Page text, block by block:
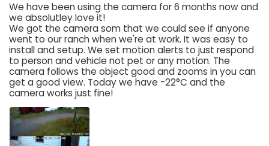
We have been using the camera for 6 months now and
we absolutley love it!
We got the camera som that we could see if anyone
went to our ranch when we're at work. It was easy to
install and setup. We set motion alerts to just respond
to person and vehicle not pet or any motion. The
camera follows the object good and zooms in you can
get a good view. Today we have -22°C and the
camera works just fine!